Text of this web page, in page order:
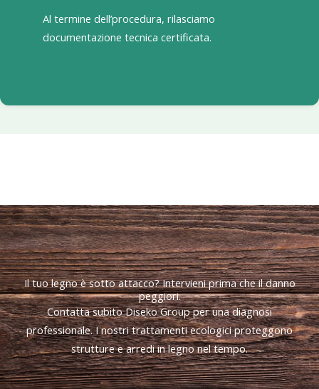
Al termine dell’procedura, rilasciamo
documentazione tecnica certificata.
Il tuo legno è sotto attacco? Intervieni prima che il danno
peggiori.
Contatta subito Diseko Group per una diagnosi
professionale. I nostri trattamenti ecologici proteggono
strutture e arredi in legno nel tempo.